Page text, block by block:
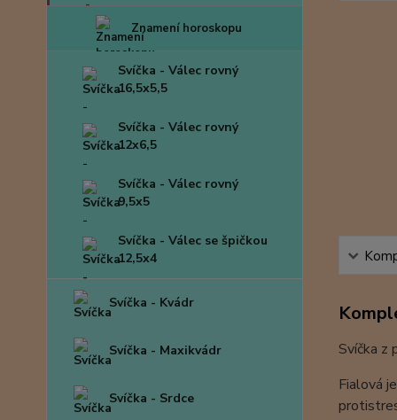
Znamení horoskopu
Svíčka - Válec rovný
16,5x5,5
Svíčka - Válec rovný
12x6,5
Svíčka - Válec rovný
9,5x5
Svíčka - Válec se špičkou
12,5x4
Svíčka - Kvádr
Svíčka - Maxikvádr
Svíčka - Srdce
Svíčka z
Fialová